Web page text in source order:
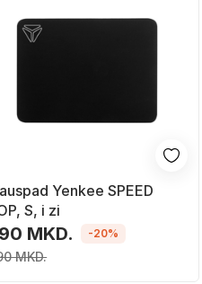
Yenkee SPEED
S, i zi
MKD.
MKD.
-20%